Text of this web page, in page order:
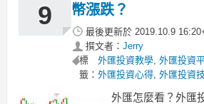
推薦閱讀：
外匯怎麼玩？你需
9
幣漲跌？
最後更新於 2019.10.9 16:20
撰文者： Jerry
標
籤：
外匯投資教學, 外匯投資
外匯投資心得, 外匯投資
外匯怎麼看？外匯